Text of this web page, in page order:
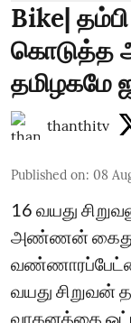
Bike|
தமிழகமே
thanthitv
Published on: 08
16 வயது
அண்ணன்
வயது
வாகனத்தை